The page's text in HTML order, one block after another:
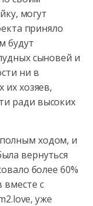
могут
приняло
будут
сыновей и
ни в
их хозяев,
ради высоких
ходом, и
вернуться
более 60%
с
уже